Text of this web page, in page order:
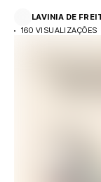
LAVINIA DE
160 VISUALIZAÇÕES